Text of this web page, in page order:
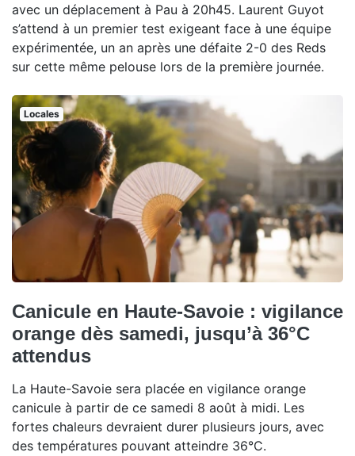
avec un déplacement à Pau à 20h45. Laurent Guyot
s’attend à un premier test exigeant face à une équipe
expérimentée, un an après une défaite 2-0 des Reds
sur cette même pelouse lors de la première journée.
Locales
Canicule en Haute-Savoie : vigilance
orange dès samedi, jusqu’à 36°C
attendus
La Haute-Savoie sera placée en vigilance orange
canicule à partir de ce samedi 8 août à midi. Les
fortes chaleurs devraient durer plusieurs jours, avec
des températures pouvant atteindre 36°C.